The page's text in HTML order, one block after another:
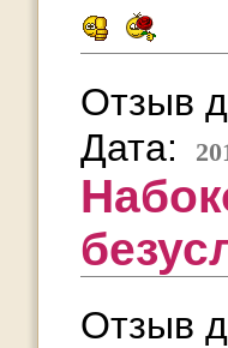
Отзыв
Дата:
Отзыв